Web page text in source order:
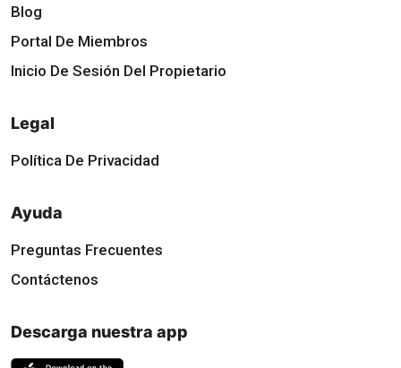
Blog
Portal De Miembros
Inicio De Sesión Del Propietario
Legal
Política De Privacidad
Ayuda
Preguntas Frecuentes
Contáctenos
Descarga nuestra app